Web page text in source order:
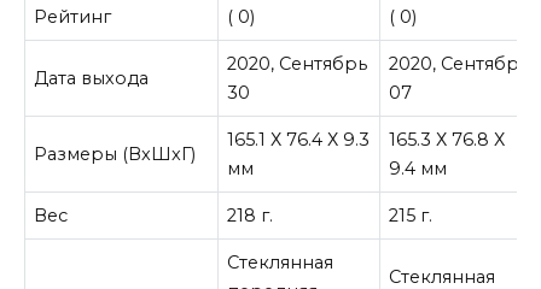
Рейтинг ( 0) ( 0)
Дата выхода
2020, Сентябрь
30
2020, Сентябрь
07
Размеры (ВxШxГ)
165.1 Х 76.4 Х 9.3
мм
165.3 Х 76.8 Х
9.4 мм
Вес 218 г. 215 г.
Стеклянная
Стеклянная